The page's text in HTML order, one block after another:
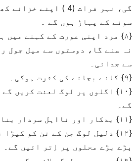
گی، نہر فرات (4 ) اپنے
سونے کے پہاڑ ہوں گے ۔
{۸} مرد اپنی عورت کے کہنے میں
نہ سنے گا، دوستوں سے میل جول
سے جدائی۔
{۹} گانے بجانے کی کثرت ہوگی۔
{۱۰} اگلوں پر لوگ لعنت کریں
گے۔
{۱۱} بدکار اور نااہل سردار بنائے جائیں گے۔
{۱۲} ذلیل لوگ جن کے تن کو
بڑے بڑے محلوں پر اِتر ائیں گے۔